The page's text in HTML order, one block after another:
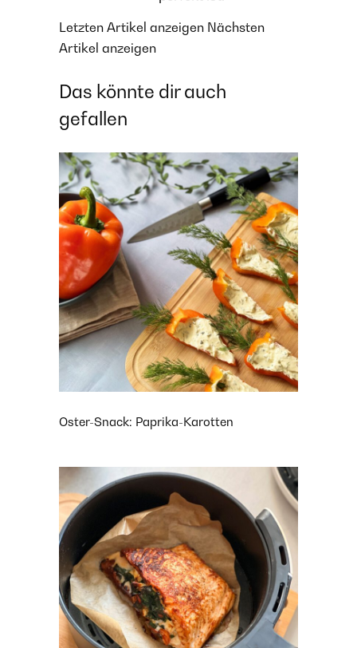
Letzten Artikel anzeigen Nächsten
Artikel anzeigen
Das könnte dir auch
gefallen
Oster-Snack: Paprika-Karotten